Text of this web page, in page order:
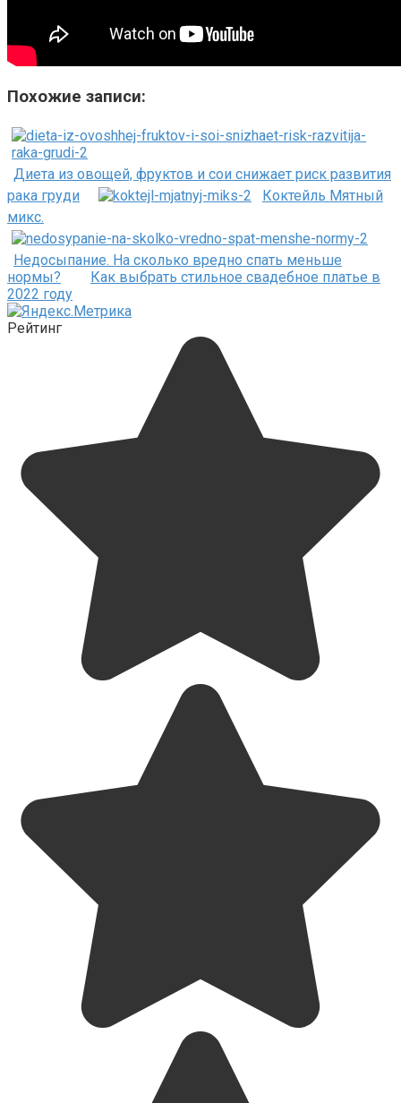
Похожие записи:
Диета из овощей, фруктов и сои снижает риск развития
рака груди
Коктейль Мятный
микс.
Недосыпание. На сколько вредно спать меньше
нормы?
Как выбрать стильное свадебное платье в
2022 году
Рейтинг